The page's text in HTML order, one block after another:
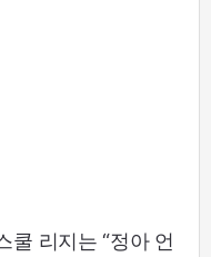
쿨 리지는 “정아 언